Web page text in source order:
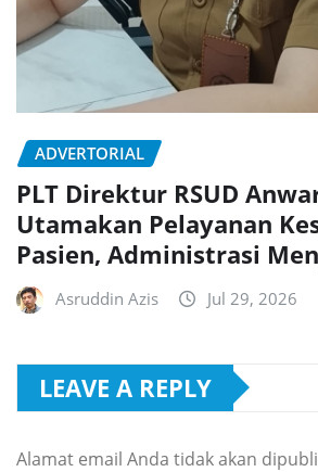
ADVERTORIAL
PLT Direktur RSUD
Utamakan Pelayanan
Pasien, Administrasi
Asruddin Azis Jul 29, 2026
LEAVE A REPLY
Alamat email Anda tidak akan